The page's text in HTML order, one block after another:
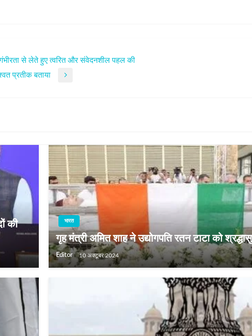
गंभीरता से लेते हुए त्वरित और संवेदनशील पहल की
प्रतीक बताया
की
भारत
गृह मंत्री अमित शाह ने उद्योगपति रतन टाटा को
Editor 10 अक्टूबर 2024